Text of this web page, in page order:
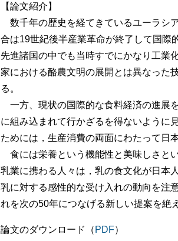
【論文紹介】
数千年の歴史を経てきているユーラシ
合は19世紀後半産業革命が終了して国際
先進諸国の中でも当時すでにかなり工業
家における酪農文明の展開とは異なった
る。
一方、現状の国際的な食料経済の進展
に組み込まれて行かざるを得ないように
ためには，生産消費の両面にわたって日
食には栄養という機能性と美味しさと
乳業に携わる人々は，乳の食文化が日本
乳に対する感性的な受け入れの動向を注
れを次の50年につなげる新しい提案を絶
論文のダウンロード（ PDF）